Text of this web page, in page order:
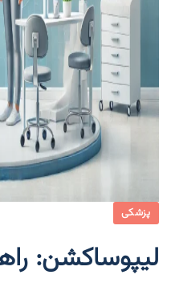
پزشکی
لیپوساکشن: